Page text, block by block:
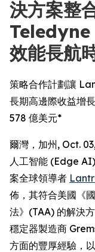
決方案整
Teledyne
效能長航
策略合作計劃讓
長期高邊際收益增
578 億美元*
爾灣，加州, Oct.
人工智能 (Edge
案全球領導者
佈，其符合美國《
法》(TAA) 的解決
穩定器製造商
方面的豐厚經驗，